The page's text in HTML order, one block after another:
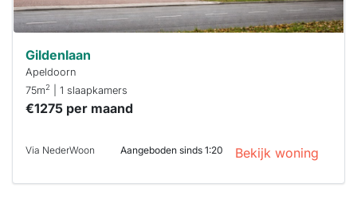
Gildenlaan
Apeldoorn
75m2 | 1 slaapkamers
€1275 per maand
Via NederWoon Aangeboden sinds 1:20 Bekijk woning